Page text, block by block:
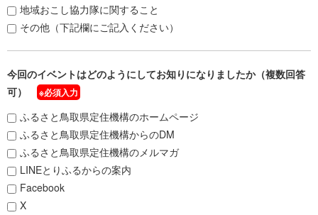
地域おこし協力隊に関すること
その他（下記欄にご記入ください）
今回のイベントはどのようにしてお知りになりましたか（複数回答
可）
※必須入力
ふるさと鳥取県定住機構のホームページ
ふるさと鳥取県定住機構からのDM
ふるさと鳥取県定住機構のメルマガ
LINEとりふるからの案内
Facebook
X